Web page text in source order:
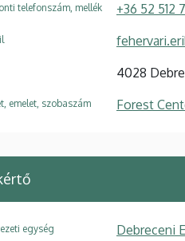
telefonszám, mellék +36 52 512
4028
emelet, szobaszám Forest
egység Debreceni